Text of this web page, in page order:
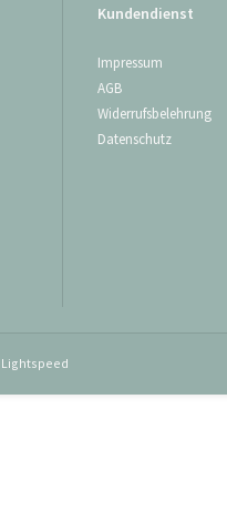
Kundendienst
Impressum
AGB
Widerrufsbelehrung
Datenschutz
Lightspeed